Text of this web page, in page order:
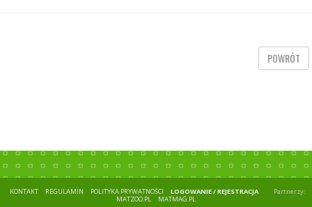
POWRÓT
KONTAKT REGULAMIN POLITYKA PRYWATNOŚCI LOGOWANIE / REJESTRACJA
Partnerzy:
MATZOO.PL
MATMAG.PL